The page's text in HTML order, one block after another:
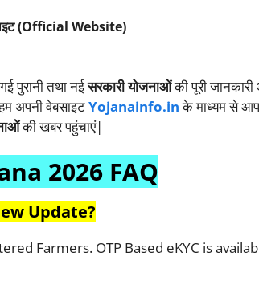
(Official Website)
पुरानी तथा नईसरकारी योजनाओंकी पूरी
अपनी वेबसाइटYojanainfo.inके माध्यम से
की खबर पहुंचाएं|
2026 FAQ
Update?
Farmers. OTP Based eKYC is